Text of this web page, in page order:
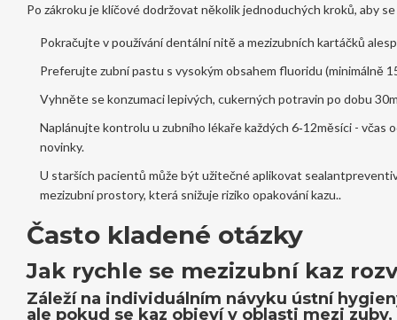
Po zákroku je klíčové dodržovat několik jednoduchých kroků, aby
Pokračujte v používání dentální nitě a mezizubních kartáčků
Preferujte zubní pastu s vysokým obsahem fluoridu (minimálně
Vyhněte se konzumaci lepivých, cukerných potravin po dobu
Naplánujte kontrolu u zubního lékaře každých 6‑12měsíci - včas
novinky.
U starších pacientů může být užitečné aplikovat sealant
mezizubní prostory, která snižuje riziko opakování kazu..
Často kladené otázky
Jak rychle se mezizubní kaz
Záleží na individuálním návyku ústní
ale pokud se kaz objeví v oblasti mezi